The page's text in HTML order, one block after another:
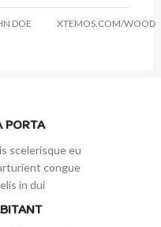
DOE XTEMOS.COM/WOOD
PORTA
scelerisque eu
congue
in dui